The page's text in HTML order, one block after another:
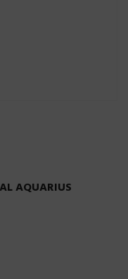
AQUARIUS